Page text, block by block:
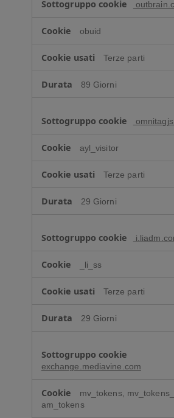
obuid
Terze parti
89 Giorni
ayl_visitor
Terze parti
29 Giorni
_li_ss
Terze parti
29 Giorni
exchange.mediavine.com
mv_tokens,
am_tokens